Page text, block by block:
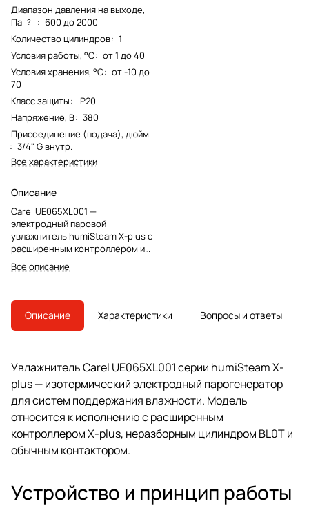
Диапазон давления на выходе,
Па ? : 600 до 2000
Количество цилиндров: 1
Условия работы, °С: от 1 до 40
Условия хранения, °С: от -10 до
70
Класс защиты: IP20
Напряжение, В: 380
Присоединение (подача), дюйм
: 3/4" G внутр.
Все характеристики
Описание
Carel UE065XL001 —
электродный паровой
увлажнитель humiSteam X-plus с
расширенным контроллером и
неразборным цилиндром BL0T
для систем вентиляции и
Все описание
Описание Характеристики Вопросы и ответы
Увлажнитель Carel UE065XL001 серии humiSteam X-
plus — изотермический электродный парогенератор
для систем поддержания влажности. Модель
относится к исполнению с расширенным
контроллером X-plus, неразборным цилиндром BL0T и
обычным контактором.
Устройство и принцип работы